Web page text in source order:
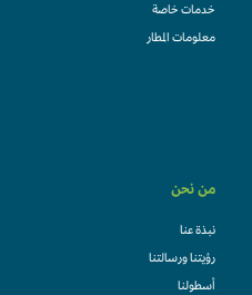
خدمات خاصة
معلومات المطار
من نحن
نبذة عنا
رؤيتنا ورسالتنا
أسطولنا